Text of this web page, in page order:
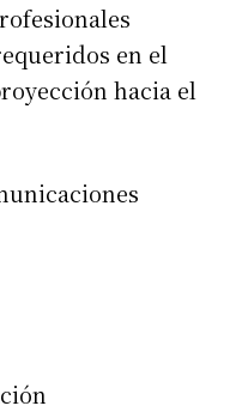
en el
hacia el